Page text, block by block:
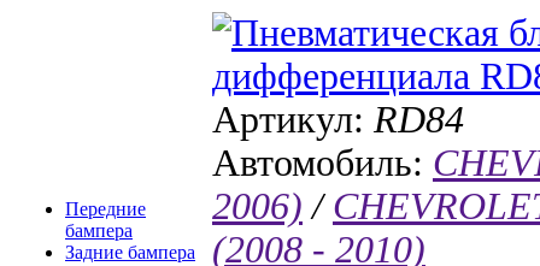
Передние
бампера
Задние бампера
Артикул: RD84
Автомобиль:
2006) /
(2008 - 2010)